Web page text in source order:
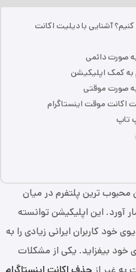
آشنایی با دیلیت اکانت
صورت دائمی
به کمک اپلیکیشن
صورت موقتی
اکانت موقت اینستاگرام
تاپ
محبوب ترین پلتفرم در میان
آورد. این اپلیکیشن توانسته
کاربران ایرانی زیادی را به
بیفزاید. یکی از مشکلات